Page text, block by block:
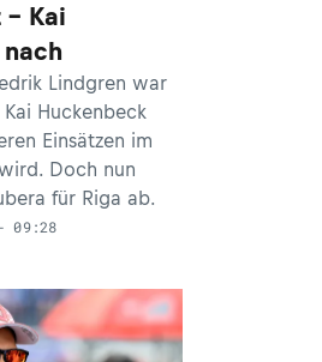
Kai
Lindgren war
Huckenbeck
Einsätzen im
Doch nun
für Riga ab.
09:28